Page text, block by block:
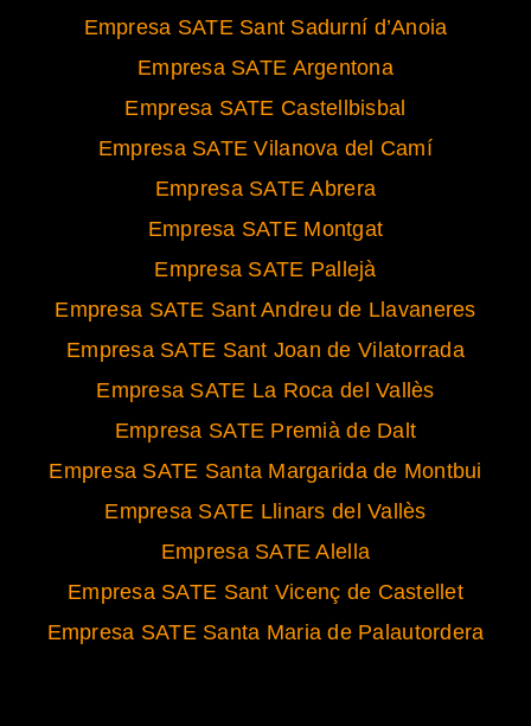
Empresa SATE Sant Sadurní d’Anoia
Empresa SATE Argentona
Empresa SATE Castellbisbal
Empresa SATE Vilanova del Camí
Empresa SATE Abrera
Empresa SATE Montgat
Empresa SATE Pallejà
Empresa SATE Sant Andreu de Llavaneres
Empresa SATE Sant Joan de Vilatorrada
Empresa SATE La Roca del Vallès
Empresa SATE Premià de Dalt
Empresa SATE Santa Margarida de Montbui
Empresa SATE Llinars del Vallès
Empresa SATE Alella
Empresa SATE Sant Vicenç de Castellet
Empresa SATE Santa Maria de Palautordera